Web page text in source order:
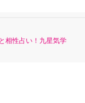
相性占い！九星気学